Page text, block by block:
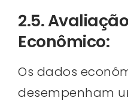
2.5.
Econômico:
Os dados
desempenham